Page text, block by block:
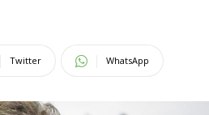
Twitter WhatsApp